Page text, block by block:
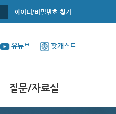
아이디/비밀번호 찾기
유튜브 팟캐스트
질문/자료실